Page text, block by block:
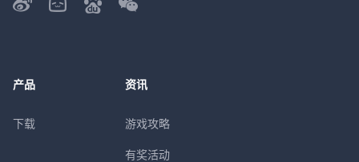
产品
下载
资讯
游戏攻略
有奖活动